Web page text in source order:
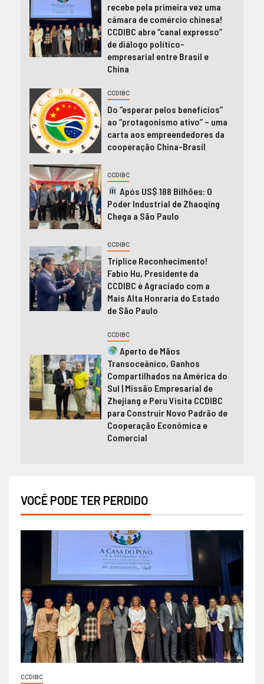
recebe pela primeira vez uma
câmara de comércio chinesa!
CCDIBC abre “canal expresso”
de diálogo político-
empresarial entre Brasil e
China
CCDIBC
Do “esperar pelos benefícios”
ao “protagonismo ativo” – uma
carta aos empreendedores da
cooperação China-Brasil
CCDIBC
Após US$ 188 Bilhões: O
Poder Industrial de Zhaoqing
Chega a São Paulo
CCDIBC
Tríplice Reconhecimento!
Fabio Hu, Presidente da
CCDIBC é Agraciado com a
Mais Alta Honraria do Estado
de São Paulo
CCDIBC
Aperto de Mãos
Transoceânico, Ganhos
Compartilhados na América do
Sul | Missão Empresarial de
Zhejiang e Peru Visita CCDIBC
para Construir Novo Padrão de
Cooperação Econômica e
Comercial
VOCÊ PODE TER PERDIDO
CCDIBC